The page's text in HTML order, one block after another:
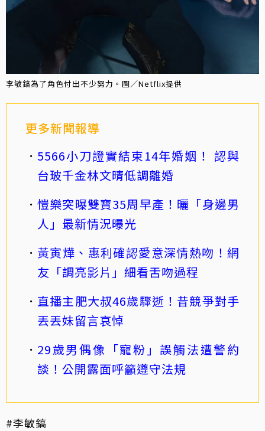
李敏鎬為了角色付出不少努力。圖／Netflix提供
更多新聞報導
5566小刀證實結束14年婚姻！ 認與
台玻千金林文晴低調離婚
愷樂突曝雙寶35周早產！曬「身邊男
人」最新情況曝光
黃寅燁、惠利確認愛意深情熱吻！網
友「調亮影片」細看舌吻過程
直播主肥大叔46歲驟逝！昔競爭對手
丟丟妹留言哀悼
29歲男偶像「寵粉」誤觸法遭警約
談！公開露面呼籲遵守法規
#李敏鎬